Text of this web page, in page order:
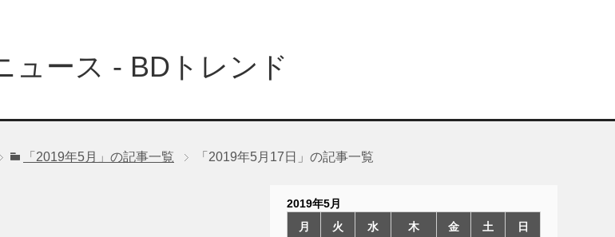
ュース - BDトレンド
「2019年5月」の記事一覧 「2019年5月17日」の記事一覧
2019年5月
月
火 水 木 金 土 日